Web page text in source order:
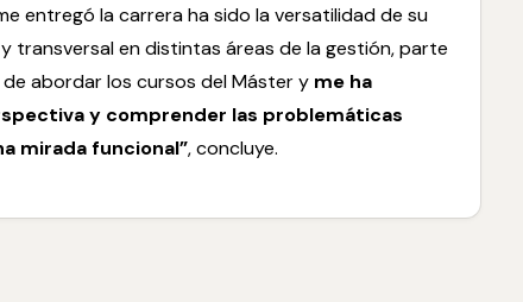
entregó la carrera ha sido la versatilidad de su
transversal en distintas áreas de la gestión, parte
abordar los cursos del Máster y me ha
y comprender las problemáticas
mirada funcional”, concluye.